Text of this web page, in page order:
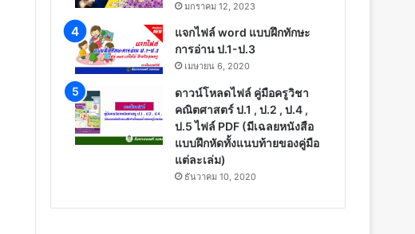
มกราคม 12, 2023
แจกไฟล์ word แบบฝึกทักษะ
การอ่าน ป.1-ป.3
เมษายน 6, 2020
ดาวน์โหลดไฟล์ คู่มือครูวิชา
คณิตศาสตร์ ป.1 , ป.2 , ป.4 ,
ป.5 ไฟล์ PDF (มีเฉลยหนังสือ
แบบฝึกหัดทั้งแนบท้ายของคู่มือ
แต่ละเล่ม)
ธันวาคม 10, 2020